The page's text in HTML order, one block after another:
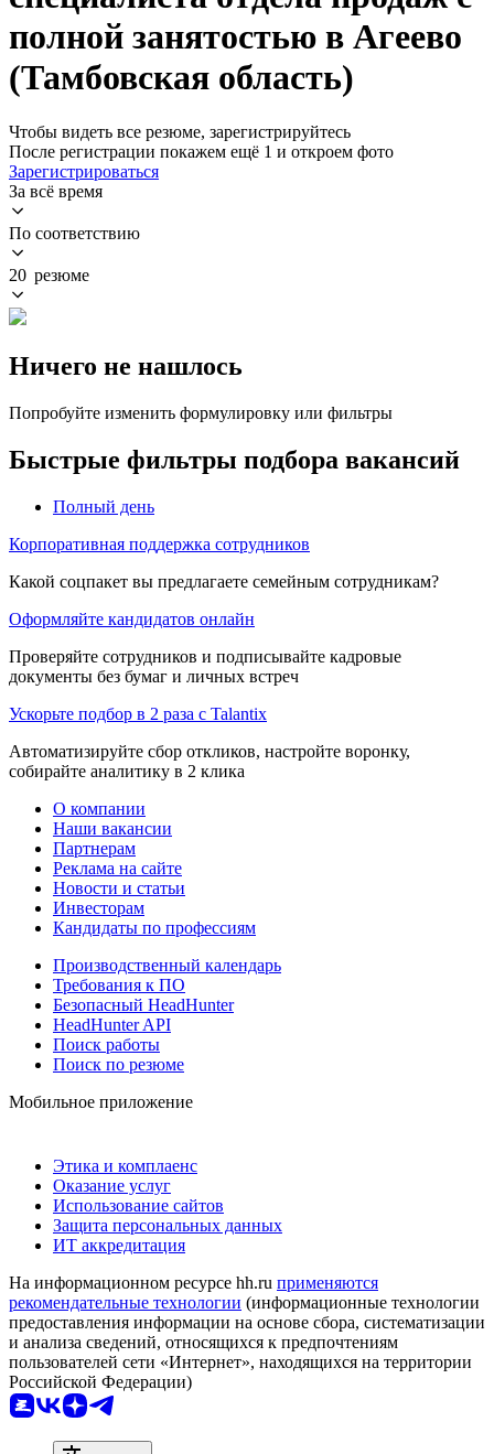
полной занятостью в Агеево
(Тамбовская область)
Чтобы видеть все резюме, зарегистрируйтесь
После регистрации покажем ещё 1 и откроем фото
Зарегистрироваться
За всё время
По соответствию
20 резюме
Ничего не нашлось
Попробуйте изменить формулировку или фильтры
Быстрые фильтры подбора вакансий
Полный день
Корпоративная поддержка сотрудников
Какой соцпакет вы предлагаете семейным сотрудникам?
Оформляйте кандидатов онлайн
Проверяйте сотрудников и подписывайте кадровые
документы без бумаг и личных встреч
Ускорьте подбор в 2 раза с Talantix
Автоматизируйте сбор откликов, настройте воронку,
собирайте аналитику в 2 клика
О компании
Наши вакансии
Партнерам
Реклама на сайте
Новости и статьи
Инвесторам
Кандидаты по профессиям
Производственный календарь
Требования к ПО
Безопасный HeadHunter
HeadHunter API
Поиск работы
Поиск по резюме
Мобильное приложение
Этика и комплаенс
Оказание услуг
Использование сайтов
Защита персональных данных
ИТ аккредитация
На информационном ресурсе hh.ru применяются
рекомендательные технологии (информационные технологии
предоставления информации на основе сбора, систематизации
и анализа сведений, относящихся к предпочтениям
пользователей сети «Интернет», находящихся на территории
Российской Федерации)